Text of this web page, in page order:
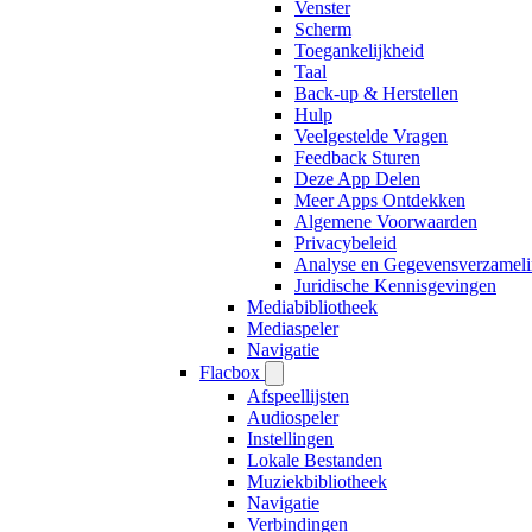
Venster
Scherm
Toegankelijkheid
Taal
Back-up & Herstellen
Hulp
Veelgestelde Vragen
Feedback Sturen
Deze App Delen
Meer Apps Ontdekken
Algemene Voorwaarden
Privacybeleid
Analyse en
Juridische Kennisgevingen
Mediabibliotheek
Mediaspeler
Navigatie
Flacbox
Afspeellijsten
Audiospeler
Instellingen
Lokale Bestanden
Muziekbibliotheek
Navigatie
Verbindingen